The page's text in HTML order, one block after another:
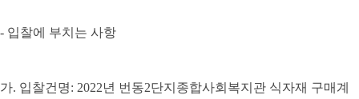
- 입찰에 부치는 사항
가. 입찰건명: 2022년 번동2단지종합사회복지관 식자재 구매계